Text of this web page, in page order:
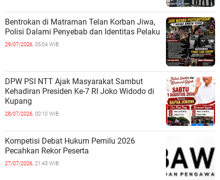
Bentrokan di Matraman Telan Korban Jiwa,
Polisi Dalami Penyebab dan Identitas Pelaku
29/07/2026, 05:04 WIB
DPW PSI NTT Ajak Masyarakat Sambut
Kehadiran Presiden Ke-7 RI Joko Widodo di
Kupang
28/07/2026, 00:10 WIB
Kompetisi Debat Hukum Pemilu 2026
Pecahkan Rekor Peserta
27/07/2026, 21:43 WIB